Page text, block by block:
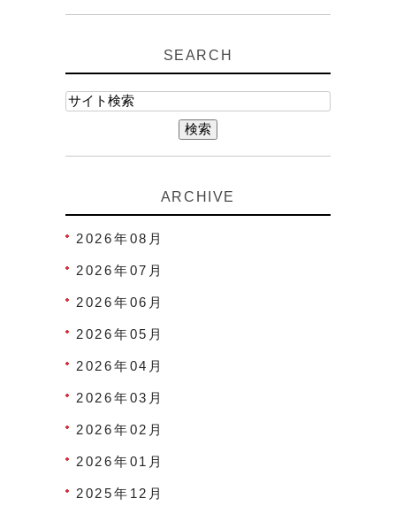
SEARCH
ARCHIVE
2026年08月
2026年07月
2026年06月
2026年05月
2026年04月
2026年03月
2026年02月
2026年01月
2025年12月